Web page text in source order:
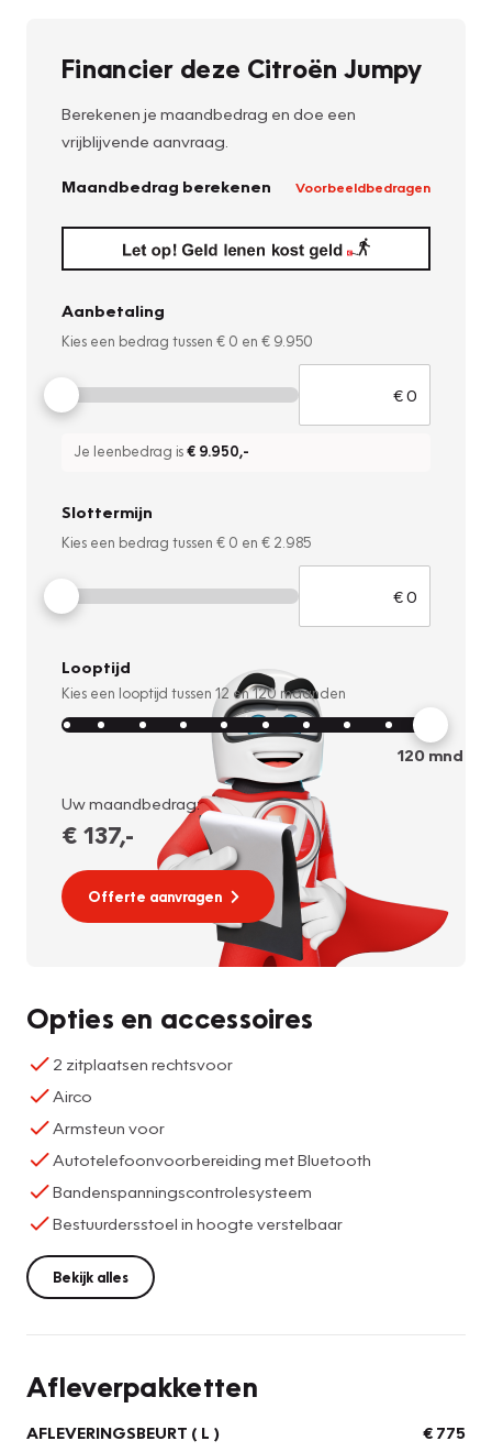
Financier deze Citroën Jumpy
Berekenen je maandbedrag en doe een
vrijblijvende aanvraag.
Maandbedrag berekenen Voorbeeldbedragen
Aanbetaling
Kies een bedrag tussen € 0 en € 9.950
Je leenbedrag is€ 9.950,-
Slottermijn
Kies een bedrag tussen € 0 en € 2.985
Looptijd
Kies een looptijd tussen 12 en120 maanden
120mnd
Uw maandbedrag:
€ 137,-
Offerte aanvragen
Opties en accessoires
2 zitplaatsen rechtsvoor
Airco
Armsteun voor
Autotelefoonvoorbereiding met Bluetooth
Bandenspanningscontrolesysteem
Bestuurdersstoel in hoogte verstelbaar
Bekijk alles
Afleverpakketten
AFLEVERINGSBEURT ( L )
€ 775